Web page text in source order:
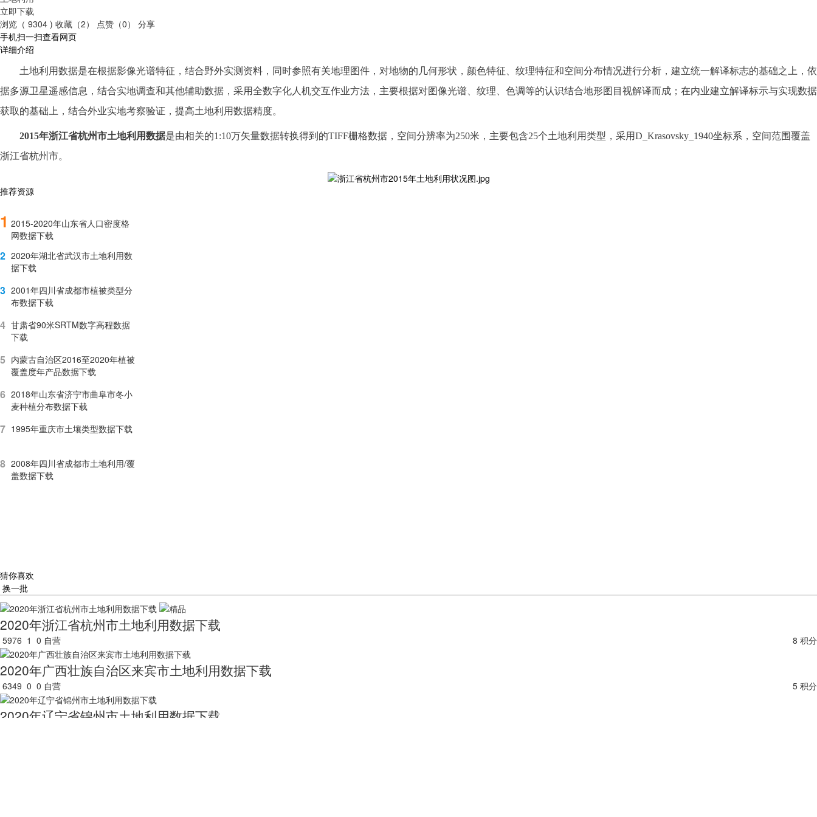
立即下载
浏览（ 9304 ) 收藏（2） 点赞（0）
分享
手机扫一扫查看网页
详细介绍
土地利用数据是在根据影像光谱特征，结合野外实测资料，同时参照有关地理图件，对地物的几何形状，颜色特征、纹理特征和空间分布情况进行分析，建立统一解译标志的基础之上，依
据多源卫星遥感信息，结合实地调查和其他辅助数据，采用全数字化人机交互作业方法，主要根据对图像光谱、纹理、色调等的认识结合地形图目视解译而成；在内业建立解译标示与实现数据
获取的基础上，结合外业实地考察验证，提高土地利用数据精度。
2015年浙江省杭州市土地利用数据是由相关的1:10万矢量数据转换得到的TIFF栅格数据，空间分辨率为250米，主要包含25个土地利用类型，采用D_Krasovsky_1940坐标系，空间范围覆盖
浙江省杭州市。
推荐资源
1 2015-2020年山东省人口密度格
网数据下载
2 2020年湖北省武汉市土地利用数
据下载
3 2001年四川省成都市植被类型分
布数据下载
4 甘肃省90米SRTM数字高程数据
下载
5 内蒙古自治区2016至2020年植被
覆盖度年产品数据下载
6 2018年山东省济宁市曲阜市冬小
麦种植分布数据下载
7 1995年重庆市土壤类型数据下载
8 2008年四川省成都市土地利用/覆
盖数据下载
猜你喜欢
换一批
2020年浙江省杭州市土地利用数据下载
5976 1 0 自营 8 积分
2020年广西壮族自治区来宾市土地利用数据下载
6349 0 0 自营 5 积分
2020年辽宁省锦州市土地利用数据下载